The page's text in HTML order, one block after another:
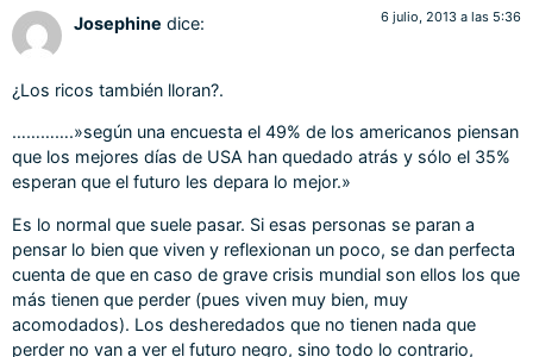
Josephine dice: 6 julio, 2013 a las 5:36
¿Los ricos también lloran?.
………….»según una encuesta el 49% de los americanos piensan
que los mejores días de USA han quedado atrás y sólo el 35%
esperan que el futuro les depara lo mejor.»
Es lo normal que suele pasar. Si esas personas se paran a
pensar lo bien que viven y reflexionan un poco, se dan perfecta
cuenta de que en caso de grave crisis mundial son ellos los que
más tienen que perder (pues viven muy bien, muy
acomodados). Los desheredados que no tienen nada que
perder no van a ver el futuro negro, sino todo lo contrario,